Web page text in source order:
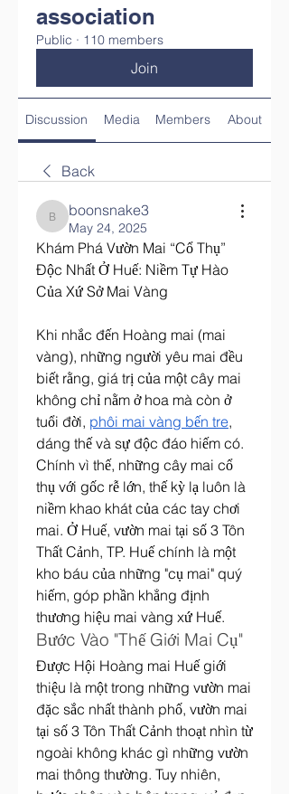
association
Public · 110 members
Join
Discussion Media Members About
Back
boonsnake3
boonsnake3
May 24, 2025
Khám Phá Vườn Mai “Cổ Thụ”
Độc Nhất Ở Huế: Niềm Tự Hào
Của Xứ Sở Mai Vàng
Khi nhắc đến Hoàng mai (mai
vàng), những người yêu mai đều
biết rằng, giá trị của một cây mai
không chỉ nằm ở hoa mà còn ở
tuổi đời, phôi mai vàng bến tre,
dáng thế và sự độc đáo hiếm có.
Chính vì thế, những cây mai cổ
thụ với gốc rễ lớn, thế kỳ lạ luôn là
niềm khao khát của các tay chơi
mai. Ở Huế, vườn mai tại số 3 Tôn
Thất Cảnh, TP. Huế chính là một
kho báu của những "cụ mai" quý
hiếm, góp phần khẳng định
thương hiệu mai vàng xứ Huế.
Bước Vào "Thế Giới Mai Cụ"
Được Hội Hoàng mai Huế giới
thiệu là một trong những vườn mai
đặc sắc nhất thành phố, vườn mai
tại số 3 Tôn Thất Cảnh thoạt nhìn từ
ngoài không khác gì những vườn
mai thông thường. Tuy nhiên,